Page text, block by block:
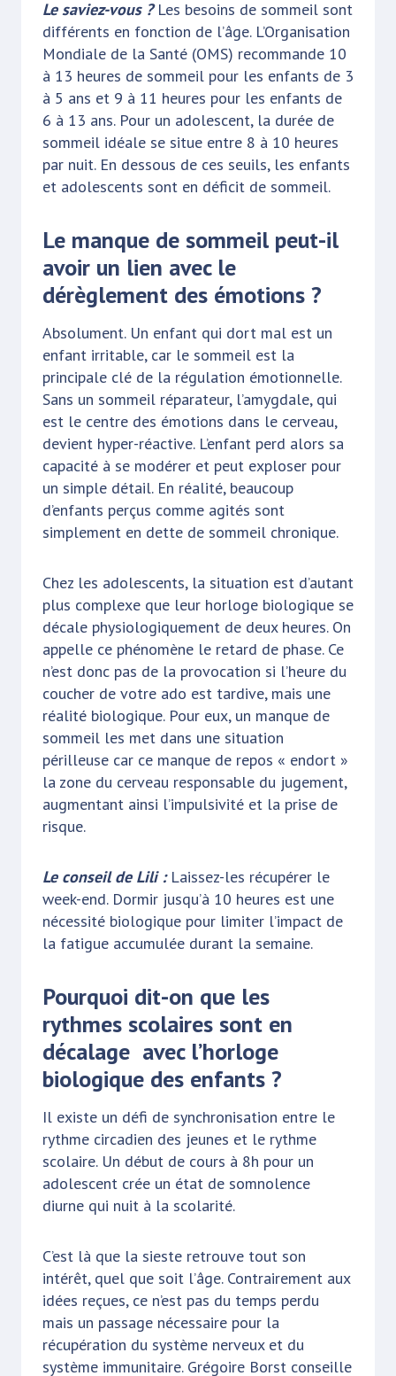
Le saviez-vous ?Les besoins de sommeil sont
différents en fonction de l’âge. L’Organisation
Mondiale de la Santé (OMS) recommande 10
à 13 heures de sommeil pour les enfants de 3
à 5 ans et 9 à 11 heures pour les enfants de
6 à 13 ans. Pour un adolescent, la durée de
sommeil idéale se situe entre 8 à 10 heures
par nuit. En dessous de ces seuils, les enfants
et adolescents sont en déficit de sommeil.
Le manque de sommeil peut-il
avoir un lien avec le
dérèglement des émotions ?
Absolument. Un enfant qui dort mal est un
enfant irritable, car le sommeil est la
principale clé de la régulation émotionnelle.
Sans un sommeil réparateur, l’amygdale, qui
est le centre des émotions dans le cerveau,
devient hyper-réactive. L’enfant perd alors sa
capacité à se modérer et peut exploser pour
un simple détail. En réalité, beaucoup
d’enfants perçus comme agités sont
simplement en dette de sommeil chronique.
Chez les adolescents, la situation est d’autant
plus complexe que leur horloge biologique se
décale physiologiquement de deux heures. On
appelle ce phénomène le retard de phase. Ce
n’est donc pas de la provocation si l’heure du
coucher de votre ado est tardive, mais une
réalité biologique. Pour eux, un manque de
sommeil les met dans une situation
périlleuse car ce manque de repos « endort »
la zone du cerveau responsable du jugement,
augmentant ainsi l’impulsivité et la prise de
risque.
Le conseil de Lili : Laissez-les récupérer le
week-end. Dormir jusqu’à 10 heures est une
nécessité biologique pour limiter l’impact de
la fatigue accumulée durant la semaine.
Pourquoi dit-on que les
rythmes scolaires sont en
décalage avec l’horloge
biologique des enfants ?
Il existe un défi de synchronisation entre le
rythme circadien des jeunes et le rythme
scolaire. Un début de cours à 8h pour un
adolescent crée un état de somnolence
diurne qui nuit à la scolarité.
C’est là que la sieste retrouve tout son
intérêt, quel que soit l’âge. Contrairement aux
idées reçues, ce n’est pas du temps perdu
mais un passage nécessaire pour la
récupération du système nerveux et du
système immunitaire. Grégoire Borst conseille